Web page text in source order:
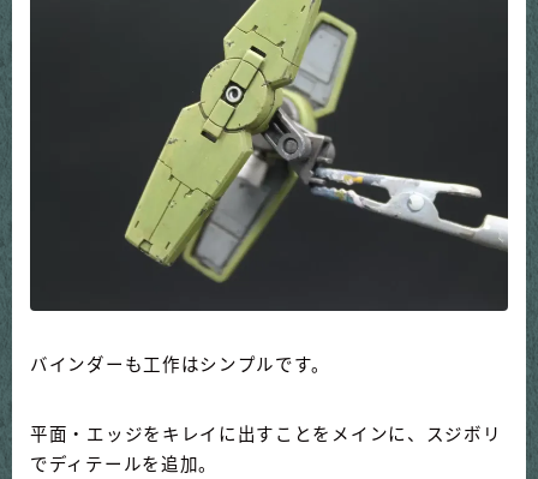
バインダーも工作はシンプルです。
平面・エッジをキレイに出すことをメインに、スジボリ
でディテールを追加。